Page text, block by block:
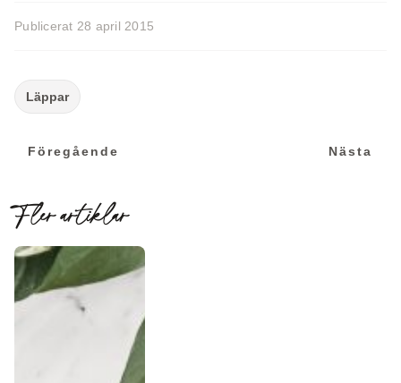
Publicerat 28 april 2015
Föregående
Föregående Nästa
Fler artiklar